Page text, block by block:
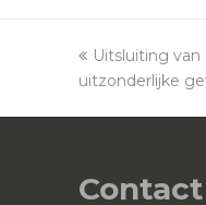
previous
post:
Uitsluiting
uitzonderlijke
Contact